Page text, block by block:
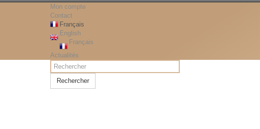
Mon compte
Contact
Français
English
Français
Actualités
Rechercher